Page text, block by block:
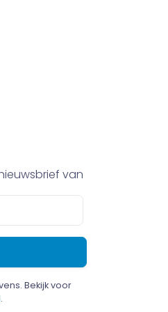
van
Bekijk voor
.